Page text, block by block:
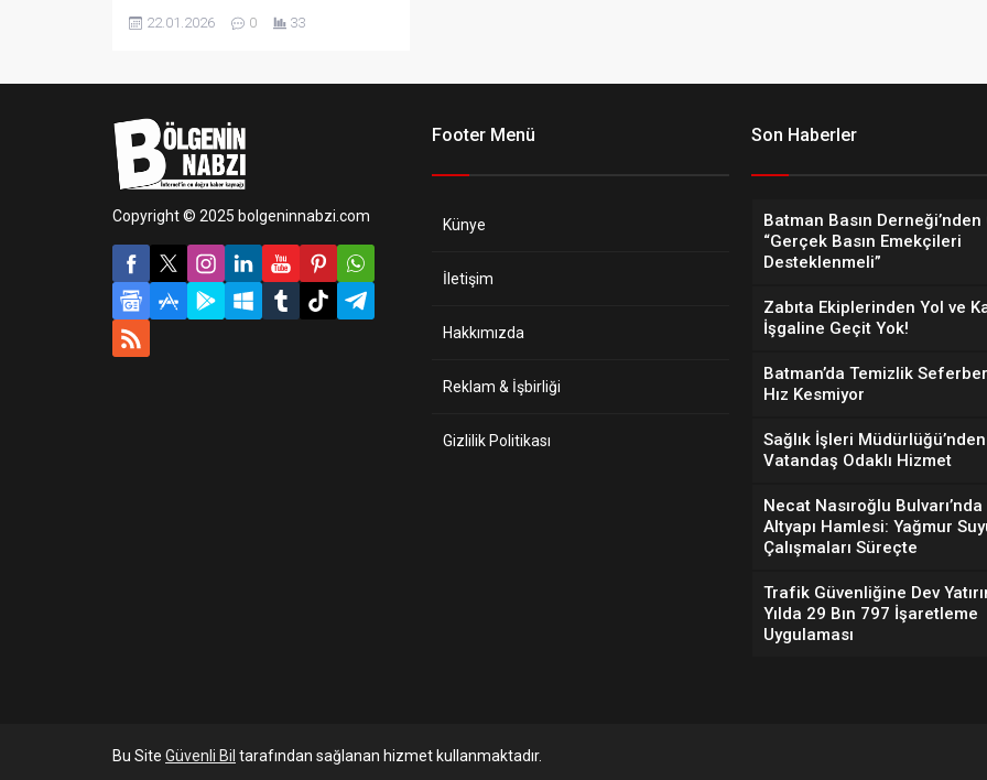
tarihinde Batman Merkez Çamlıtepe
22.01.2026 0 33
Copyright © 2025 bolgeninnabzi.com
Footer Menü
Künye
İletişim
Hakkımızda
Reklam & İşbirliği
Gizlilik Politikası
Son Haberler
Batman Basın Derneği’nden
“Gerçek Basın Emekçileri
Desteklenmeli”
Zabıta Ekiplerinden Yol ve
İşgaline Geçit Yok!
Batman’da Temizlik
Hız Kesmiyor
Sağlık İşleri Müdürlüğü’nden
Vatandaş Odaklı Hizmet
Necat Nasıroğlu Bulvarı’nda
Altyapı Hamlesi: Yağmur
Çalışmaları Süreçte
Trafik Güvenliğine Dev
Yılda 29 Bın 797 İşaretleme
Uygulaması
Bu Site Güvenli Bil tarafından sağlanan hizmet kullanmaktadır.